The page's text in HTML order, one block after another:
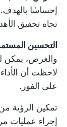
إحساسًا
تجاه تحقيق
التحسين
والغرض، يمكن
لاحظت أن
على الفور.
تمكين الرؤية
إجراء عمليات